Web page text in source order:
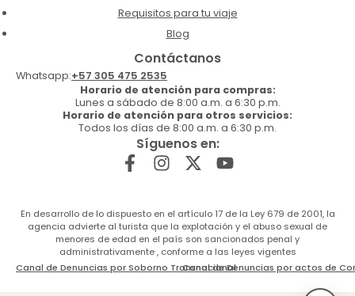
Requisitos para tu viaje
Blog
Contáctanos
Whatsapp:+57 305 475 2535
Horario de atención para compras:
Lunes a sábado de 8:00 a.m. a 6:30 p.m.
Horario de atención para otros servicios:
Todos los días de 8:00 a.m. a 6:30 p.m.
Síguenos en:
En desarrollo de lo dispuesto en el artículo 17 de la Ley 679 de 2001, la
agencia advierte al turista que la explotación y el abuso sexual de
menores de edad en el país son sancionados penal y
administrativamente , conforme a las leyes vigentes
Canal de Denuncias por Soborno TransnacionalCanal de Denuncias por actos de